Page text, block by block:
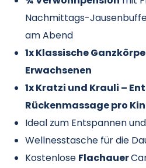
Nachmittags-
am Abend
1x Klassische
Erwachsenen
1x Kratzi und Krauli –
Rückenmassage pro
Ideal zum Entspannen
Wellnesstasche für die
Kostenlose Flachauer